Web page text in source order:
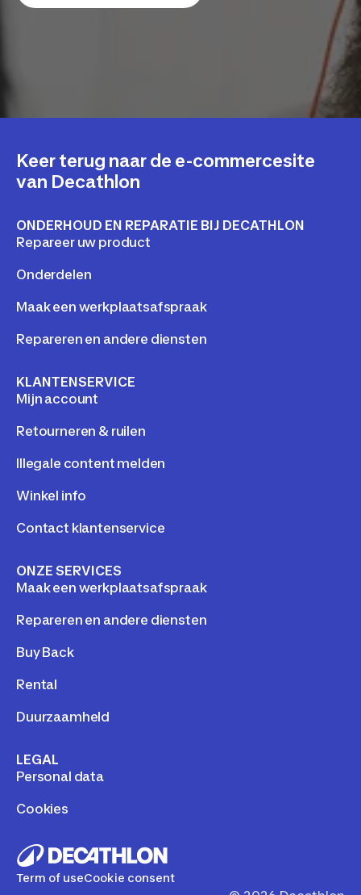
Keer terug naar de e-commercesite
van Decathlon
ONDERHOUD EN REPARATIE BIJ DECATHLON
Repareer uw product
Onderdelen
Maak een werkplaatsafspraak
Repareren en andere diensten
KLANTENSERVICE
Mijn account
Retourneren & ruilen
Illegale content melden
Winkel info
Contact klantenservice
ONZE SERVICES
Maak een werkplaatsafspraak
Repareren en andere diensten
Buy Back
Rental
Duurzaamheld
LEGAL
Personal data
Cookies
Term of useCookie consent